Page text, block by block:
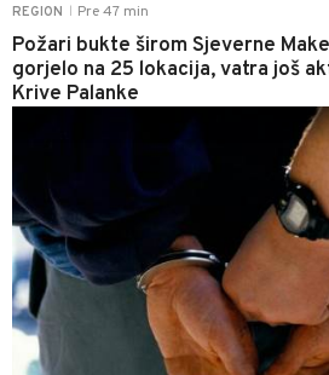
REGION Pre 47 min
Požari bukte širom Sjeverne
gorjelo na 25 lokacija, vatra još
Krive Palanke